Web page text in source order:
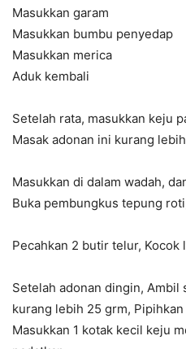
Masukkan garam
Masukkan bumbu penyedap
Masukkan merica
Aduk kembali
Setelah rata, masukkan keju
Masak adonan ini kurang
Masukkan di dalam wadah,
Buka pembungkus tepung
Pecahkan 2 butir telur, Kocok
Setelah adonan dingin, Ambil
kurang lebih 25 grm, Pipihkan
Masukkan 1 kotak kecil keju